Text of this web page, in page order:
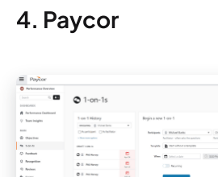
4. Paycor